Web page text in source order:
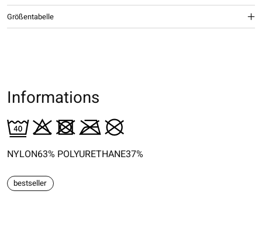
Größentabelle
Informations
NYLON63% POLYURETHANE37%
bestseller